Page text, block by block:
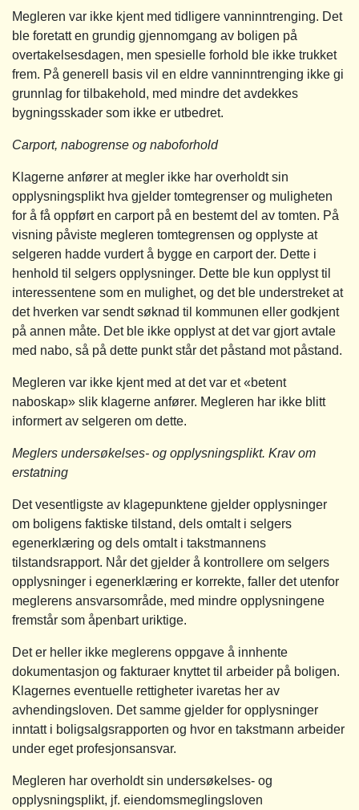
Megleren var ikke kjent med tidligere vanninntrenging. Det
ble foretatt en grundig gjennomgang av boligen på
overtakelsesdagen, men spesielle forhold ble ikke trukket
frem. På generell basis vil en eldre vanninntrenging ikke gi
grunnlag for tilbakehold, med mindre det avdekkes
bygningsskader som ikke er utbedret.
Carport, nabogrense og naboforhold
Klagerne anfører at megler ikke har overholdt sin
opplysningsplikt hva gjelder tomtegrenser og muligheten
for å få oppført en carport på en bestemt del av tomten. På
visning påviste megleren tomtegrensen og opplyste at
selgeren hadde vurdert å bygge en carport der. Dette i
henhold til selgers opplysninger. Dette ble kun opplyst til
interessentene som en mulighet, og det ble understreket at
det hverken var sendt søknad til kommunen eller godkjent
på annen måte. Det ble ikke opplyst at det var gjort avtale
med nabo, så på dette punkt står det påstand mot påstand.
Megleren var ikke kjent med at det var et «betent
naboskap» slik klagerne anfører. Megleren har ikke blitt
informert av selgeren om dette.
Meglers undersøkelses- og opplysningsplikt. Krav om
erstatning
Det vesentligste av klagepunktene gjelder opplysninger
om boligens faktiske tilstand, dels omtalt i selgers
egenerklæring og dels omtalt i takstmannens
tilstandsrapport. Når det gjelder å kontrollere om selgers
opplysninger i egenerklæring er korrekte, faller det utenfor
meglerens ansvarsområde, med mindre opplysningene
fremstår som åpenbart uriktige.
Det er heller ikke meglerens oppgave å innhente
dokumentasjon og fakturaer knyttet til arbeider på boligen.
Klagernes eventuelle rettigheter ivaretas her av
avhendingsloven. Det samme gjelder for opplysninger
inntatt i boligsalgsrapporten og hvor en takstmann arbeider
under eget profesjonsansvar.
Megleren har overholdt sin undersøkelses- og
opplysningsplikt, jf. eiendomsmeglingsloven